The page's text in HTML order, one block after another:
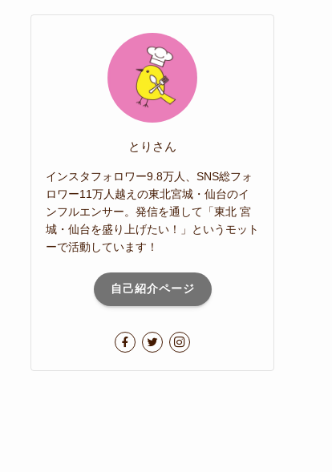
とりさん
インスタフォロワー9.8万人、SNS総フォ
ロワー11万人越えの東北宮城・仙台のイ
ンフルエンサー。発信を通して「東北 宮
城・仙台を盛り上げたい！」というモット
ーで活動しています！
自己紹介ページ